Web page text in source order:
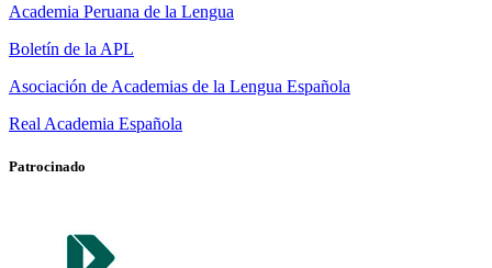
Academia Peruana de la Lengua
Boletín de la APL
Asociación de Academias de la Lengua Española
Real Academia Española
Patrocinado